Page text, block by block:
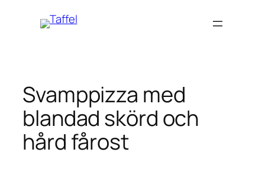
Svamppizza med
blandad skörd och
hård fårost